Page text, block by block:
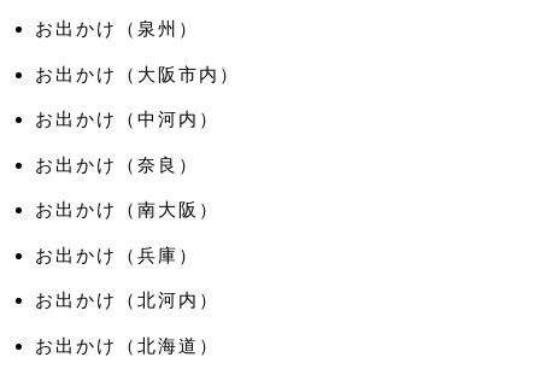
お出かけ（泉州）
お出かけ（大阪市内）
お出かけ（中河内）
お出かけ（奈良）
お出かけ（南大阪）
お出かけ（兵庫）
お出かけ（北河内）
お出かけ（北海道）